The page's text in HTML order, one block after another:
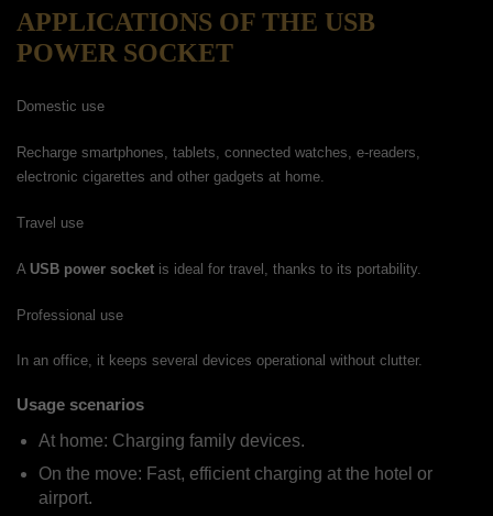
APPLICATIONS OF THE USB
POWER SOCKET
Domestic use
Recharge smartphones, tablets, connected watches, e-readers,
electronic cigarettes and other gadgets at home.
Travel use
A USB power socket is ideal for travel, thanks to its portability.
Professional use
In an office, it keeps several devices operational without clutter.
Usage scenarios
At home: Charging family devices.
On the move: Fast, efficient charging at the hotel or
airport.